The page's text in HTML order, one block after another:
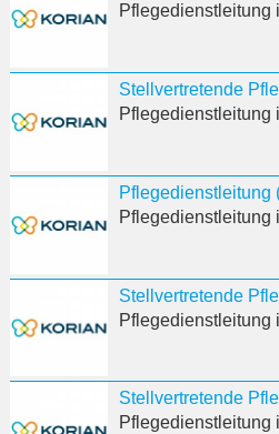
Pflegedienstleitung
Pflegedienstleitung
Pflegedienstleitung
Pflegedienstleitung
Stellvertretende
Pflegedienstleitung
Stellvertretende
Pflegedienstleitung